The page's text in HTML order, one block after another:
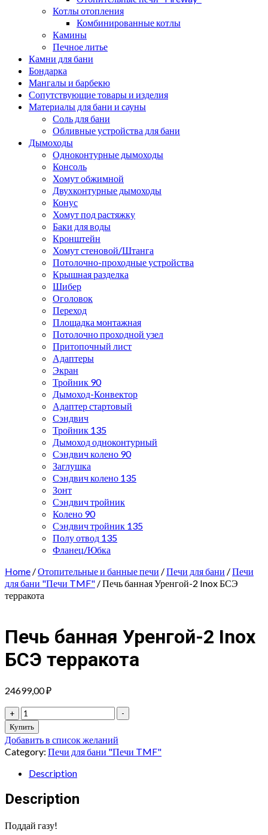
Котлы отопления
Комбинированные котлы
Камины
Печное литье
Камни для бани
Бондарка
Мангалы и барбекю
Сопутствующие товары и изделия
Материалы для бани и сауны
Соль для бани
Обливные устройства для бани
Дымоходы
Одноконтурные дымоходы
Консоль
Хомут обжимной
Двухконтурные дымоходы
Конус
Хомут под растяжку
Баки для воды
Кронштейн
Хомут стеновой/Штанга
Потолочно-проходные устройства
Крышная разделка
Шибер
Оголовок
Переход
Площадка монтажная
Потолочно проходной узел
Притопочный лист
Адаптеры
Экран
Тройник 90
Дымоход-Конвектор
Адаптер стартовый
Сэндвич
Тройник 135
Дымоход одноконтурный
Сэндвич колено 90
Заглушка
Сэндвич колено 135
Зонт
Сэндвич тройник
Колено 90
Сэндвич тройник 135
Полу отвод 135
Фланец/Юбка
Home /Отопительные и банные печи /Печи для бани /Печи
для бани "Печи TMF" / Печь банная Уренгой-2 Inox БСЭ
терракота
Печь банная Уренгой-2 Inox
БСЭ терракота
24699,00₽
+
Печь
банная
Уренгой-2
Inox
БСЭ
терракота
-
Купить
Добавить в список желаний
Category: Печи для бани "Печи TMF"
Description
Description
Поддай газу!